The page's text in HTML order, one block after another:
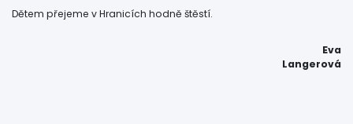
Dětem přejeme v Hranicích hodně štěstí.
Eva
Langerová